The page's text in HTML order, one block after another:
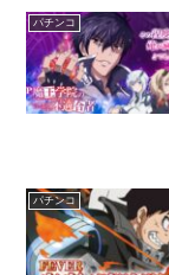
パチンコ
パチンコ